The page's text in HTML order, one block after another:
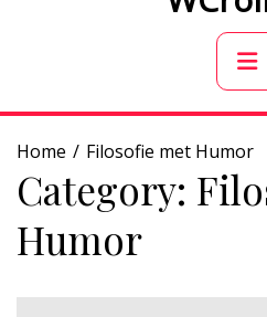
Home Filosofie met Humor
Category:
Humor